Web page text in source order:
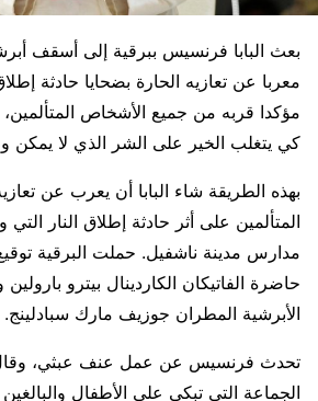
بعث البابا فرنسيس ببرقية إلى أسقف
معربا عن تعازيه الحارة بضحايا حادثة
مؤكدا قربه من جميع الأشخاص
كي يتغلب الخير على الشر الذي لا يمكن
بهذه الطريقة شاء البابا أن يعرب عن
المتألمين على أثر حادثة إطلاق النار
مدارس مدينة ناشفيل. حملت البرقية
حاضرة الفاتيكان الكاردينال بيترو
الأبرشية المطران جوزيف مارك سبادلينج.
تحدث فرنسيس عن عمل عنف عبثي، وقال
الجماعة التي تبكي على الأطفال